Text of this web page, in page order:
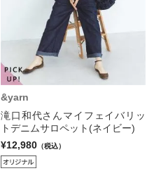
&yarn
滝口和代さんマイフェイバリッ
トデニムサロペット(ネイビー)
¥12,980 （税込）